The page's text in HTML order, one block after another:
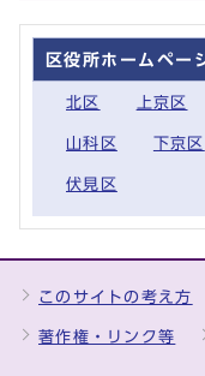
区役所ホームペー
北区 上京区
山科区 下京区
伏見区
このサイトの考え方
著作権・リンク等